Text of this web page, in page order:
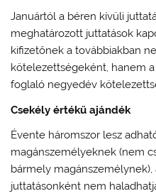
Januártól a béren kívüli
meghatározott juttatások
kifizetőnek a továbbiakban
kötelezettségeként, hanem
foglaló negyedév
Csekély értékű ajándék
Évente háromszor lesz
magánszemélyeknek (nem
bármely
juttatásonként nem